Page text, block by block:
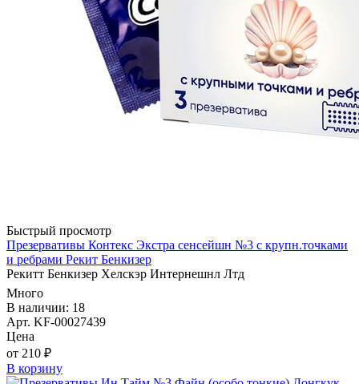
Быстрый просмотр
Презервативы Контекс Экстра сенсейшн №3 с крупн.точками
и ребрами Рекит Бенкизер
Рекитт Бенкизер Хелскэр Интернешнл Лтд
Много
В наличии: 18
Арт. KF-00027439
Цена
от 210 ₽
В корзину